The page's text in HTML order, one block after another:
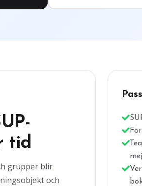
tid
grupper blir
och
mejl